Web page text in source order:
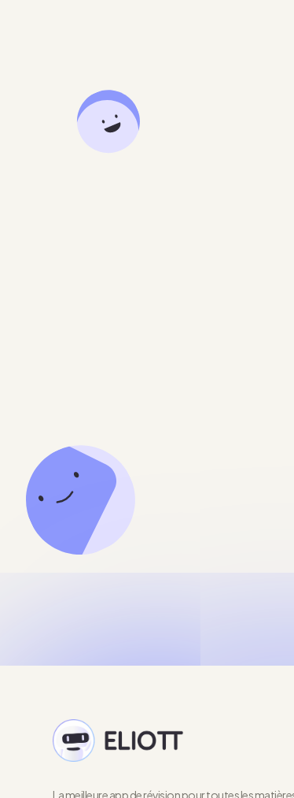
La meilleure app de révision pour toutes les